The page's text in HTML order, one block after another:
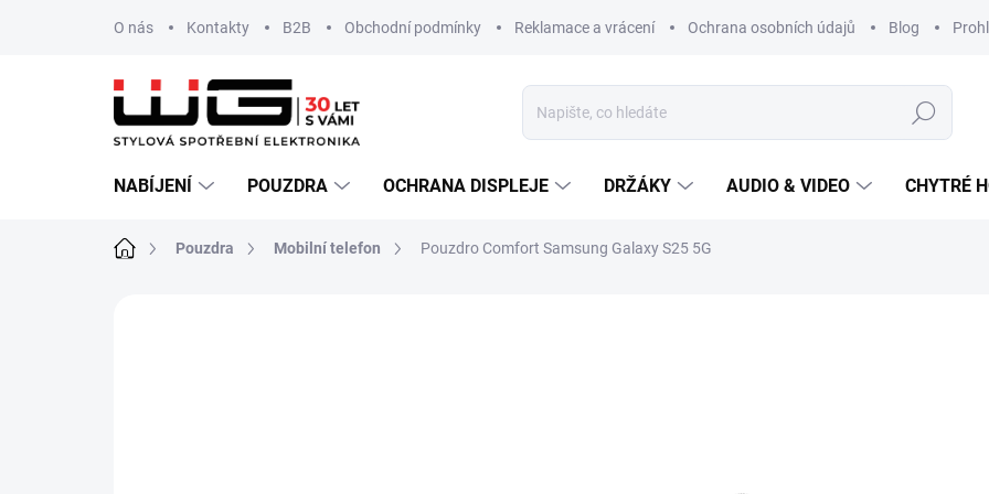
O nás Kontakty B2B Obchodní podmínky Reklamace a vrácení Ochrana osobních údajů Blog
Hledat
NABÍJENÍ POUZDRA OCHRANA DISPLEJE DRŽÁKY AUDIO & VIDEO CHYTRÉ
Domů Pouzdra Mobilní telefon Pouzdro Comfort Samsung Galaxy S25 5G